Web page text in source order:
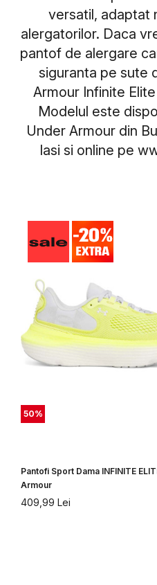
versatil, adaptat
alergatorilor. Daca
pantof de alergare
siguranta pe sute
Armour Infinite
Modelul este
Under Armour din
Iasi si online pe
50%
Pantofi Sport Dama INFINITE
Armour
409,99 Lei